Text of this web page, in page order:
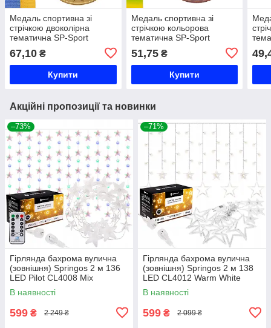
Медаль спортивна зі
стрічкою двоколірна
тематична SP-Sport
Баскетбол C-4849 ø6,5см
золото, срібло, бронза Код
C-4849
67,10 ₴
Купити
Медаль спортивна зі
стрічкою кольорова
тематична SP-Sport
золото, срібло, бронза Код
C-0344
51,75₴
Купити
C-
Акційні пропозиції та новинки
–73%
Гірлянда бахрома вулична
(зовнішня) Springos 2 м 136
LED Pilot CL4008 Mix
В наявності
599 ₴ 2 249 ₴
–71%
Гірлянда бахрома вулична
(зовнішня) Springos 2 м 138
LED CL4012 Warm White
В наявності
599 ₴ 2 099 ₴